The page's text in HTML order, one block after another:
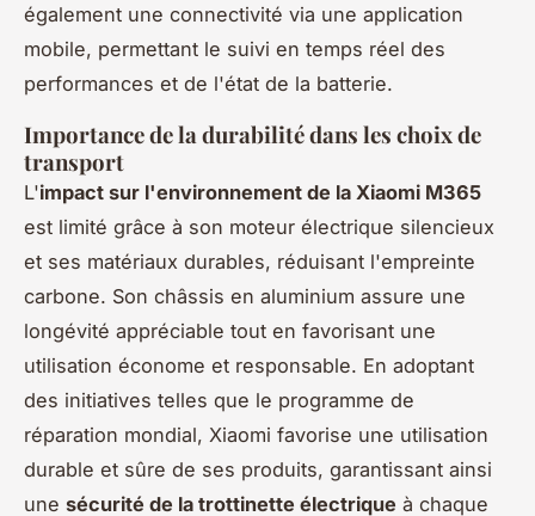
également une connectivité via une application
mobile, permettant le suivi en temps réel des
performances et de l'état de la batterie.
Importance de la durabilité dans les choix de
transport
L'impact sur l'environnement de la Xiaomi M365
est limité grâce à son moteur électrique silencieux
et ses matériaux durables, réduisant l'empreinte
carbone. Son châssis en aluminium assure une
longévité appréciable tout en favorisant une
utilisation économe et responsable. En adoptant
des initiatives telles que le programme de
réparation mondial, Xiaomi favorise une utilisation
durable et sûre de ses produits, garantissant ainsi
une sécurité de la trottinette électrique à chaque